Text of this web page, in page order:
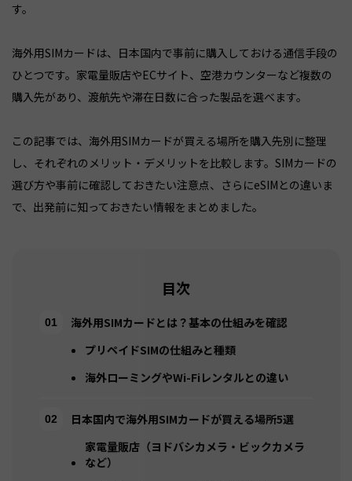
す。
海外用SIMカードは、日本国内で事前に購入しておける通信手段の
ひとつです。家電量販店やECサイト、空港カウンターなど複数の
購入先があり、渡航先や滞在日数に合った製品を選べます。
この記事では、海外用SIMカードが買える場所を購入先別に整理
し、それぞれのメリット・デメリットを比較します。SIMカードの
選び方や事前に確認しておきたい注意点、さらにeSIMとの違いま
で、出発前に知っておきたい情報をまとめました。
目次
海外用SIMカードとは？基本の仕組みを確認
プリペイドSIMの仕組みと種類
海外ローミングやWi-Fiレンタルとの違い
日本国内で海外用SIMカードが買える場所5選
家電量販店（ヨドバシカメラ・ビックカメラ
など）